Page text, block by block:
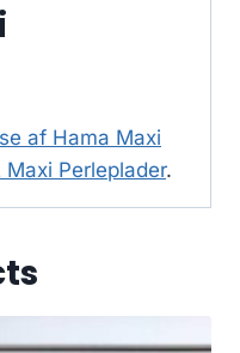
af Hama Maxi
Perleplader.